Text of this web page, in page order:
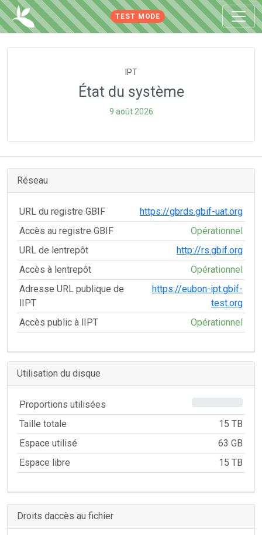
TEST MODE
IPT
État du système
9 août 2026
Réseau
URL du registre GBIF
https://gbrds.gbif-uat.org
Accès au registre GBIF
Opérationnel
URL de lentrepôt
http://rs.gbif.org
Accès à lentrepôt
Opérationnel
Adresse URL publique de
lIPT
https://eubon-ipt.gbif-
test.org
Accès public à lIPT
Opérationnel
Utilisation du disque
Proportions utilisées
Taille totale
15 TB
Espace utilisé
63 GB
Espace libre
15 TB
Droits daccès au fichier